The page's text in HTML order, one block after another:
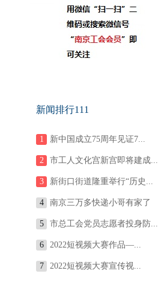
新闻排行111
1 新中国成立75周年见证7...
2 市工人文化宫新宫即将建成...
3 新街口街道隆重举行“历史...
4 南京三万多快递小哥有家了
5 市总工会党员志愿者投身防...
6 2022短视频大赛作品—...
7 2022短视频大赛宣传视...